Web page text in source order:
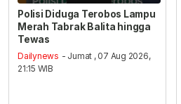
Polisi Diduga Terobos Lampu
Merah Tabrak Balita hingga
Tewas
Dailynews - Jumat , 07 Aug 2026,
21:15 WIB